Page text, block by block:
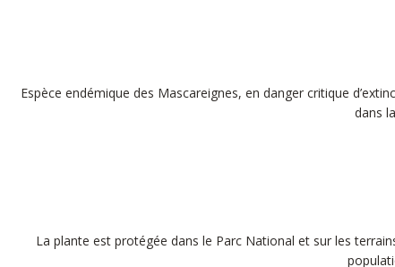
Espèce endémique des Mascareignes, en danger critique
dans
La plante est protégée dans le Parc National et sur les